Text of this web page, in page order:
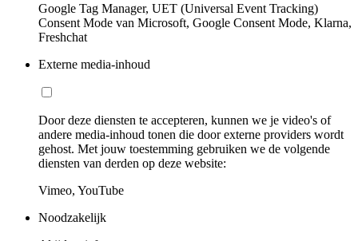
Google Tag Manager, UET (Universal Event Tracking)
Consent Mode van Microsoft, Google Consent Mode, Klarna,
Freshchat
Externe media-inhoud
Door deze diensten te accepteren, kunnen we je video's of
andere media-inhoud tonen die door externe providers wordt
gehost. Met jouw toestemming gebruiken we de volgende
diensten van derden op deze website:
Vimeo, YouTube
Noodzakelijk